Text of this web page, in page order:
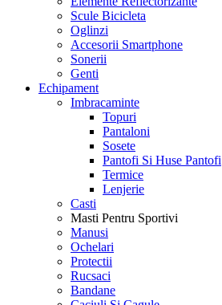
Scule Bicicleta
Oglinzi
Accesorii Smartphone
Sonerii
Genti
Echipament
Imbracaminte
Topuri
Pantaloni
Sosete
Pantofi Si Huse Pantofi
Termice
Lenjerie
Casti
Masti Pentru Sportivi
Manusi
Ochelari
Protectii
Rucsaci
Bandane